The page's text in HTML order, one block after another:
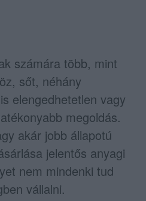
számára több, mint
sőt, néhány
elengedhetetlen vagy
megoldás.
akár jobb állapotú
jelentős anyagi
nem mindenki tud
vállalni.